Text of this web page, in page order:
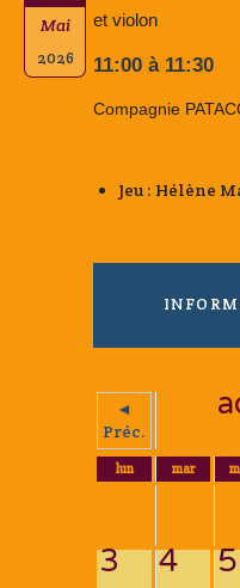
Mai
2026
et violon
11:00 à 11:30
Compagnie
Jeu : Hélène
◄
Préc.
lun mar
3
4 5